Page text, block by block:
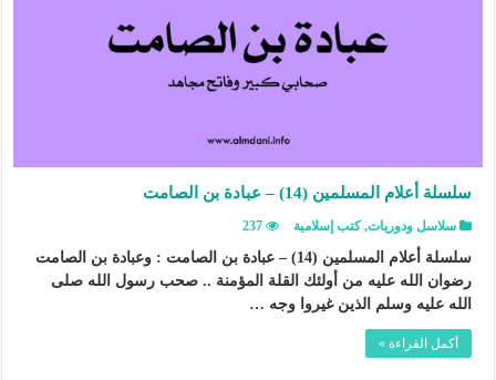
سلسلة أعلام المسلمين (14) – عبادة بن الصامت
سلاسل ودوريات,كتب إسلامية 237
سلسلة أعلام المسلمين (14) – عبادة بن الصامت : وعبادة بن الصامت
رضوان الله عليه من أولئك القلة المؤمنة .. صحب رسول الله صلى
الله عليه وسلم الذين غيروا وجه …
أكمل القراءة »